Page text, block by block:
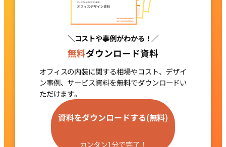
＼コストや事例がわかる！／
無料ダウンロード資料
オフィスの内装に関する相場やコスト、デザイ
ン事例、サービス資料を無料でダウンロードい
ただけます。
資料をダウンロードする(無料)
カンタン1分で完了！
グ
ル
ー
プ